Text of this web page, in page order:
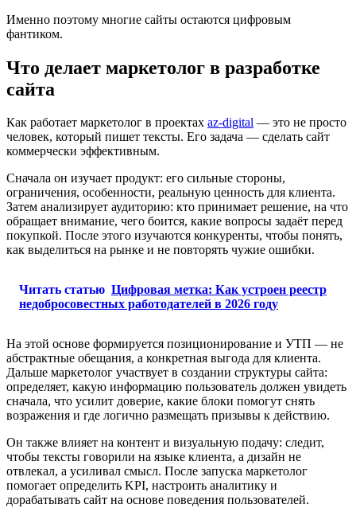
Именно поэтому многие сайты остаются цифровым
фантиком.
Что делает маркетолог в разработке
сайта
Как работает маркетолог в проектах az-digital — это не просто
человек, который пишет тексты. Его задача — сделать сайт
коммерчески эффективным.
Сначала он изучает продукт: его сильные стороны,
ограничения, особенности, реальную ценность для клиента.
Затем анализирует аудиторию: кто принимает решение, на что
обращает внимание, чего боится, какие вопросы задаёт перед
покупкой. После этого изучаются конкуренты, чтобы понять,
как выделиться на рынке и не повторять чужие ошибки.
Читать статью Цифровая метка: Как устроен реестр
недобросовестных работодателей в 2026 году
На этой основе формируется позиционирование и УТП — не
абстрактные обещания, а конкретная выгода для клиента.
Дальше маркетолог участвует в создании структуры сайта:
определяет, какую информацию пользователь должен увидеть
сначала, что усилит доверие, какие блоки помогут снять
возражения и где логично размещать призывы к действию.
Он также влияет на контент и визуальную подачу: следит,
чтобы тексты говорили на языке клиента, а дизайн не
отвлекал, а усиливал смысл. После запуска маркетолог
помогает определить KPI, настроить аналитику и
дорабатывать сайт на основе поведения пользователей.